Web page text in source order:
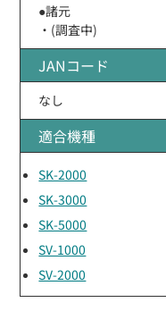
●諸元
・(調査中)
JANコード
なし
適合機種
SK-2000
SK-3000
SK-5000
SV-1000
SV-2000